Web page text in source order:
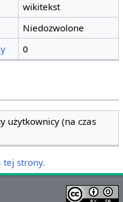
wikitekst
Niedozwolone
0
użytkownicy (na czas
tej strony.